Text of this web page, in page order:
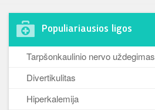
Populiariausios ligos
Tarpšonkaulinio nervo uždegimas
Divertikulitas
Hiperkalemija